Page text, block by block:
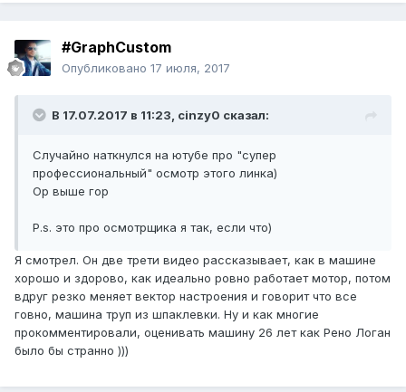
#GraphCustom
Опубликовано 17 июля, 2017
В 17.07.2017 в 11:23, cinzy0 сказал:
Случайно наткнулся на ютубе про "супер
профессиональный" осмотр этого линка)
Ор выше гор
P.s. это про осмотрщика я так, если что)
Я смотрел. Он две трети видео рассказывает, как в машине
хорошо и здорово, как идеально ровно работает мотор, потом
вдруг резко меняет вектор настроения и говорит что все
говно, машина труп из шпаклевки. Ну и как многие
прокомментировали, оценивать машину 26 лет как Рено Логан
было бы странно )))